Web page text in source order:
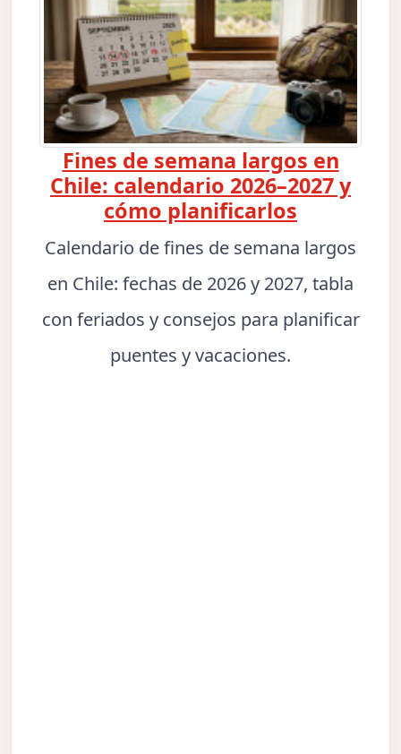
Fines de semana largos en
Chile: calendario 2026–2027 y
cómo planificarlos
Calendario de fines de semana largos
en Chile: fechas de 2026 y 2027, tabla
con feriados y consejos para planificar
puentes y vacaciones.